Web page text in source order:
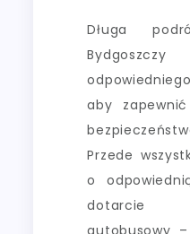
Długa
aby
Przede
o
dotarcie
autobusowy